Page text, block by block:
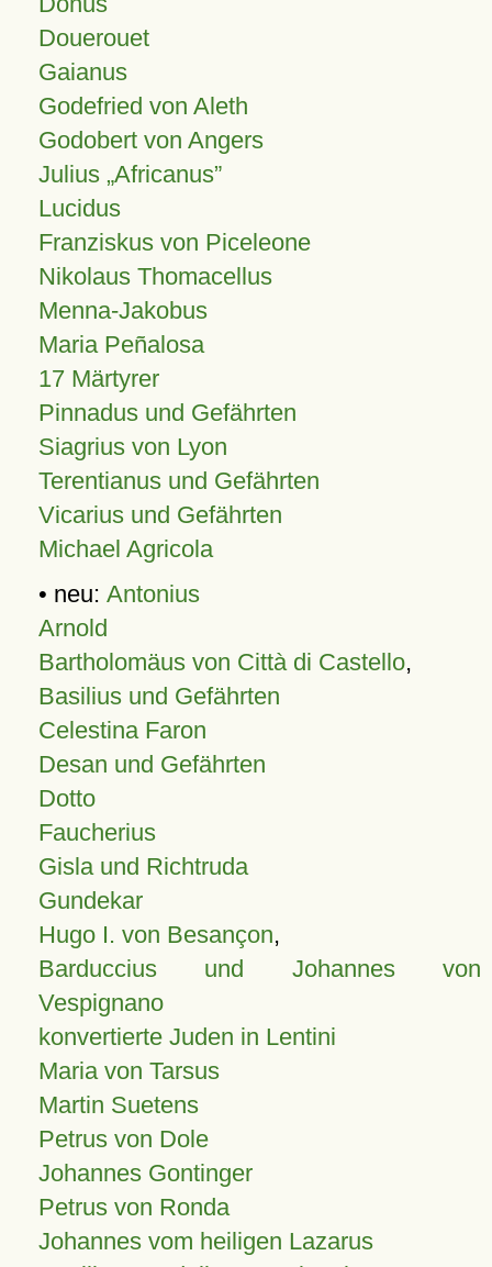
Douerouet
Gaianus
Godefried von Aleth
Godobert von Angers
Julius Africanus
Lucidus
Franziskus von Piceleone
Nikolaus Thomacellus
Menna-Jakobus
Maria Peñalosa
17 Märtyrer
Pinnadus und Gefährten
Siagrius von Lyon
Terentianus und Gefährten
Vicarius und Gefährten
Michael Agricola
• neu: Antonius
Arnold
Bartholomäus von Città di Castello,
Basilius und Gefährten
Celestina Faron
Desan und Gefährten
Dotto
Faucherius
Gisla und Richtruda
Gundekar
Hugo I. von Besançon,
Barduccius und Johannes von
Vespignano
konvertierte Juden in Lentini
Maria von Tarsus
Martin Suetens
Petrus von Dole
Johannes Gontinger
Petrus von Ronda
Johannes vom heiligen Lazarus